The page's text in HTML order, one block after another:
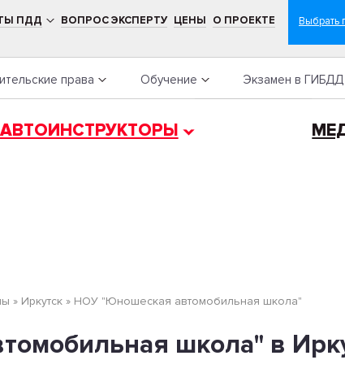
ПДД ВОПРОС ЭКСПЕРТУ ЦЕНЫ О ПРОЕКТЕ
права Обучение Экзамен в ГИБДД
АВТОИНСТРУКТОРЫ
» Иркутск » НОУ "Юношеская автомобильная школа"
школа" в